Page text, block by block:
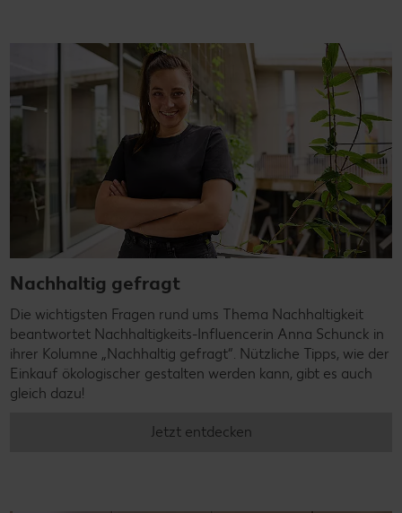
Nachhaltig gefragt
Die wichtigsten Fragen rund ums Thema Nachhaltigkeit
beantwortet Nachhaltigkeits-Influencerin Anna Schunck in
ihrer Kolumne „Nachhaltig gefragt“. Nützliche Tipps, wie der
Einkauf ökologischer gestalten werden kann, gibt es auch
gleich dazu!
Jetzt entdecken